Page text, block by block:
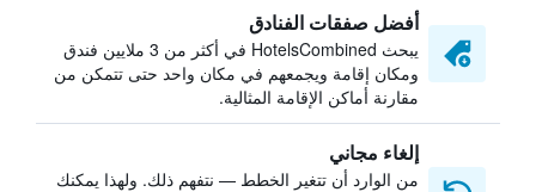
أفضل صفقات الفنادق
يبحث HotelsCombined في أكثر من 3 ملايين فندق
ومكان إقامة ويجمعهم في مكان واحد حتى تتمكن من
مقارنة أماكن الإقامة المثالية.
إلغاء مجاني
من الوارد أن تتغير الخطط — نتفهم ذلك. ولهذا يمكنك